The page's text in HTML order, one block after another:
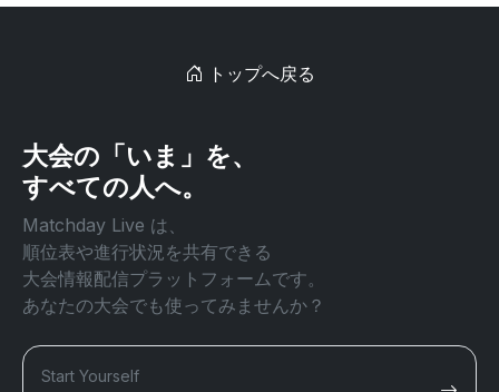
トップへ戻る
大会の「いま」を、
すべての人へ。
Matchday Live は、
順位表や進行状況を共有できる
大会情報配信プラットフォームです。
あなたの大会でも使ってみませんか？
Start Yourself